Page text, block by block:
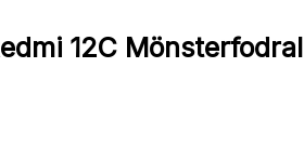
12C Mönsterfodral